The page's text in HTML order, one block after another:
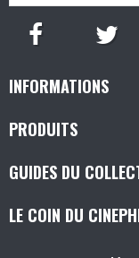
INFORMATIONS
PRODUITS
GUIDES DU
LE COIN DU